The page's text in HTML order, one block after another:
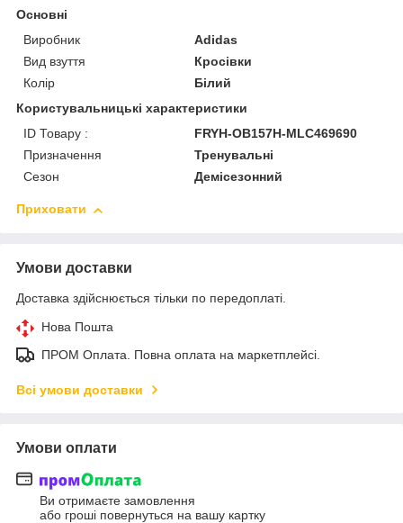
Основні
Виробник
Adidas
Вид взуття
Кросівки
Колір
Білий
Користувальницькі характеристики
ID Товару :
FRYH-OB157H-MLC469690
Призначення
Тренувальні
Сезон
Демісезонний
Приховати
Умови доставки
Доставка здійснюється тільки по передоплаті.
Нова Пошта
ПРОМ Оплата. Повна оплата на маркетплейсі.
Всі умови доставки
Умови оплати
Ви отримаєте замовлення
або гроші повернуться на вашу картку